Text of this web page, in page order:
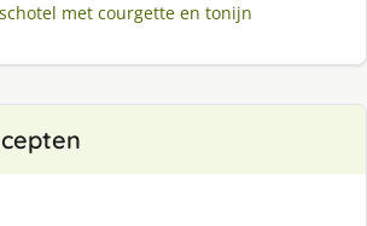
met courgette en tonijn